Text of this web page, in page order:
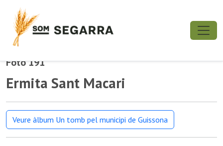
Foto 191
Ermita Sant Macari
Veure àlbum Un tomb pel municipi de Guissona